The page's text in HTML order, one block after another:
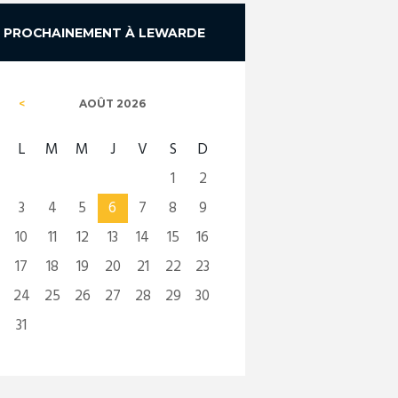
PROCHAINEMENT À LEWARDE
AOÛT 2026
L M M J V S
D
1
2
3
4 5 6 7 8
9
10
11 12 13 14 15
16
17
18 19 20 21 22
23
24
25 26 27 28 29
30
31